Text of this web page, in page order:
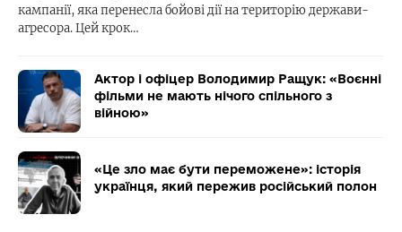
кампанії, яка перенесла бойові дії на територію держави-
агресора. Цей крок…
Актор і офіцер Володимир Ращук: «Воєнні
фільми не мають нічого спільного з
війною»
«Це зло має бути переможене»: історія
українця, який пережив російський полон